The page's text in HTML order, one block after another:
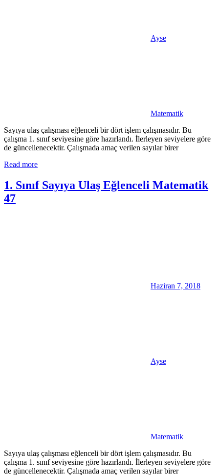
Ayse
Matematik
Sayıya ulaş çalışması eğlenceli bir dört işlem çalışmasıdır. Bu
çalışma 1. sınıf seviyesine göre hazırlandı. İlerleyen seviyelere göre
de güncellenecektir. Çalışmada amaç verilen sayılar birer
Read more
1. Sınıf Sayıya Ulaş Eğlenceli Matematik
47
Haziran 7, 2018
Ayse
Matematik
Sayıya ulaş çalışması eğlenceli bir dört işlem çalışmasıdır. Bu
çalışma 1. sınıf seviyesine göre hazırlandı. İlerleyen seviyelere göre
de güncellenecektir. Çalışmada amaç verilen sayılar birer